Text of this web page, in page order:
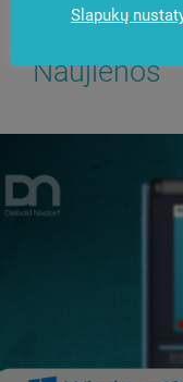
Naujienos
Slapukų